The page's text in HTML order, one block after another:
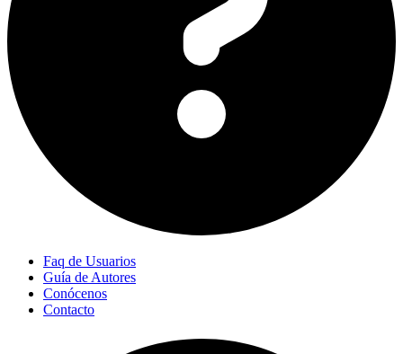
Faq de Usuarios
Guía de Autores
Conócenos
Contacto